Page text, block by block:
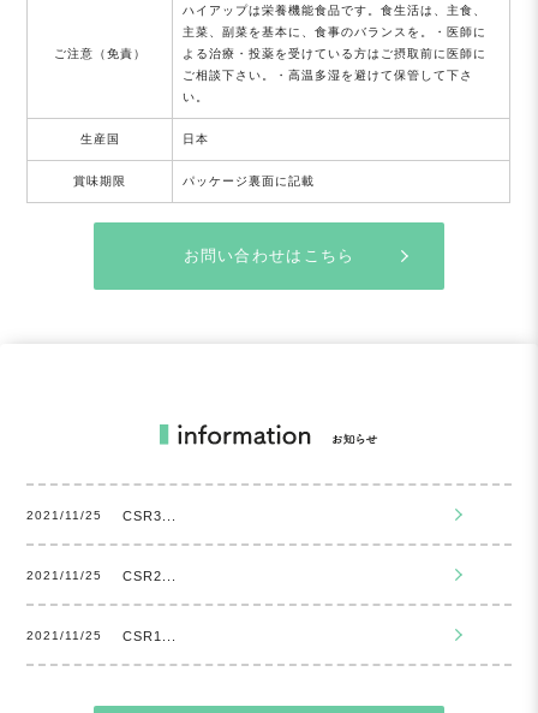
ご注意（免責）
ハイアップは栄養機能食品です。食生活は、主食、
主菜、副菜を基本に、食事のバランスを。・医師に
よる治療・投薬を受けている方はご摂取前に医師に
ご相談下さい。・高温多湿を避けて保管して下さ
い。
生産国 日本
賞味期限 パッケージ裏面に記載
お問い合わせはこちら
2021/11/25 CSR3...
2021/11/25 CSR2...
2021/11/25 CSR1...